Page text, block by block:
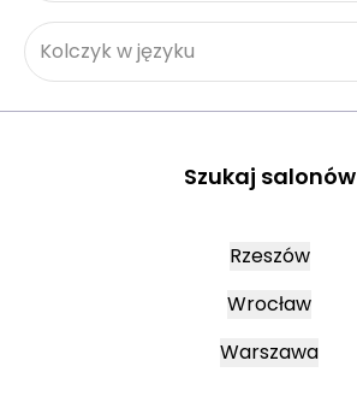
Kolczyk w języku
Szukaj salonów
Rzeszów
Wrocław
Warszawa